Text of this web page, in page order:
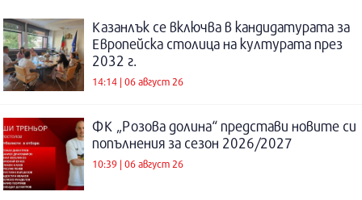
Казанлък се включва в кандидатурата за
Европейска столица на културата през
2032 г.
14:14 | 06 август 26
ФК „Розова долина“ представи новите си
попълнения за сезон 2026/2027
10:39 | 06 август 26